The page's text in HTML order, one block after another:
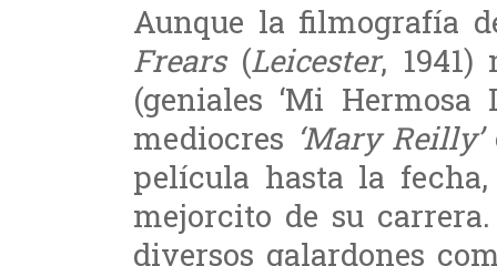
Aunque la filmografía
Frears(Leicester,
(geniales ‘Mi Hermosa
mediocres ‘Mary Reilly’
película hasta la
mejorcito de su
diversos galardones